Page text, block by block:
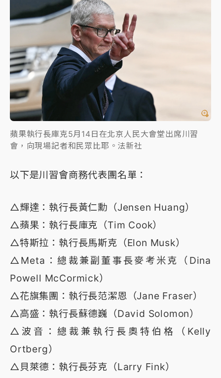
蘋果執行長庫克5月14日在北京人民大會堂出席川習
會，向現場記者和民眾比耶。法新社
以下是川習會商務代表團名單：
△輝達：執行長黃仁勳（Jensen Huang）
△蘋果：執行長庫克（Tim Cook）
△特斯拉：執行長馬斯克（Elon Musk）
△Meta：總裁兼副董事長麥考米克（Dina
Powell McCormick）
△花旗集團：執行長范潔恩（Jane Fraser）
△高盛：執行長蘇德巍（David Solomon）
△波音：總裁兼執行長奧特伯格（Kelly
Ortberg）
△貝萊德：執行長芬克（Larry Fink）